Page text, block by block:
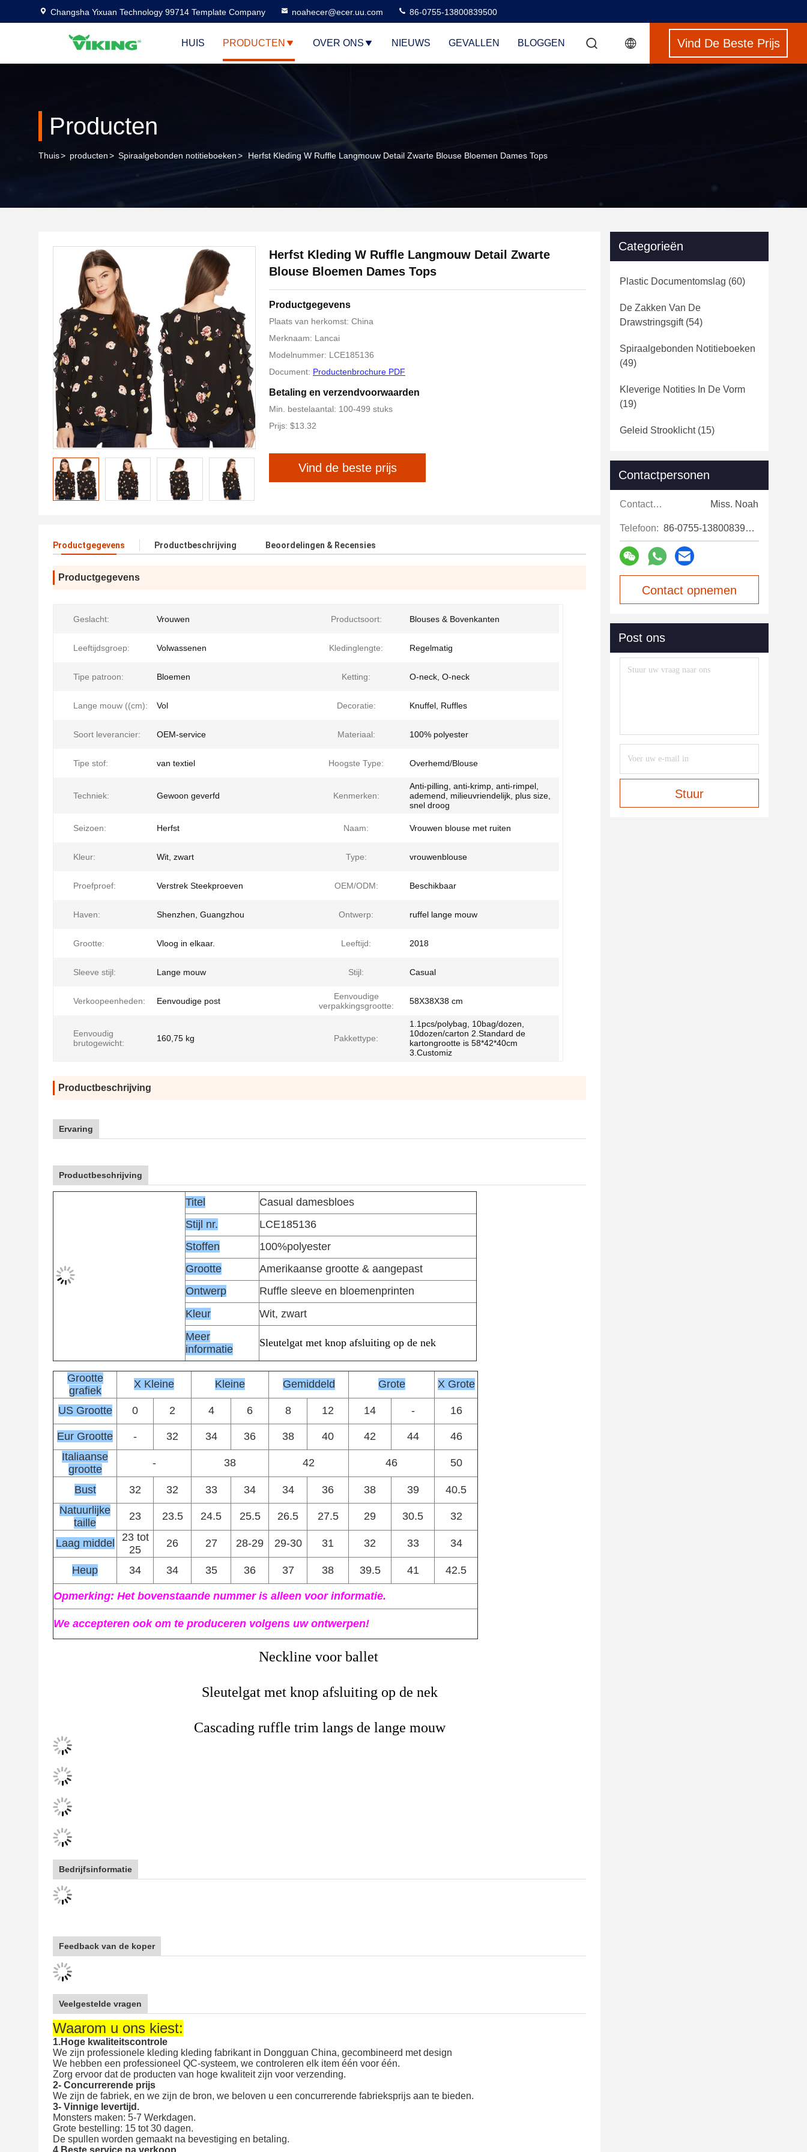
Changsha Yixuan Technology 99714 Template Company noahecer@ecer.uu.com 86-0755-13800839500
HUIS PRODUCTEN OVER ONS NIEUWS GEVALLEN BLOGGEN Vind De Beste Prijs
Producten
Thuis> producten> Spiraalgebonden notitieboeken> Herfst Kleding W Ruffle Langmouw Detail Zwarte Blouse Bloemen Dames Tops
Herfst Kleding W Ruffle Langmouw Detail Zwarte
Blouse Bloemen Dames Tops
Productgegevens
Plaats van herkomst: China
Merknaam: Lancai
Modelnummer: LCE185136
Document: Productenbrochure PDF
Betaling en verzendvoorwaarden
Min. bestelaantal: 100-499 stuks
Prijs: $13.32
Vind de beste prijs
Productgegevens Productbeschrijving Beoordelingen & Recensies
Productgegevens
Geslacht: Vrouwen Productsoort: Blouses & Bovenkanten
Leeftijdsgroep: Volwassenen Kledinglengte: Regelmatig
Tipe patroon: Bloemen Ketting: O-neck, O-neck
Lange mouw ((cm): Vol Decoratie: Knuffel, Ruffles
Soort leverancier: OEM-service Materiaal: 100% polyester
Tipe stof: van textiel Hoogste Type: Overhemd/Blouse
Techniek: Gewoon geverfd Kenmerken:
Anti-pilling, anti-krimp, anti-rimpel,
ademend, milieuvriendelijk, plus size,
snel droog
Seizoen: Herfst Naam: Vrouwen blouse met ruiten
Kleur: Wit, zwart Type: vrouwenblouse
Proefproef: Verstrek Steekproeven OEM/ODM: Beschikbaar
Haven: Shenzhen, Guangzhou Ontwerp: ruffel lange mouw
Grootte: Vloog in elkaar. Leeftijd: 2018
Sleeve stijl: Lange mouw Stijl: Casual
Verkoopeenheden: Eenvoudige post
Eenvoudige
verpakkingsgrootte:
58X38X38 cm
Eenvoudig
brutogewicht:
160,75 kg Pakkettype:
1.1pcs/polybag, 10bag/dozen,
10dozen/carton 2.Standard de
kartongrootte is 58*42*40cm
3.Customiz
Productbeschrijving
Ervaring
Productbeschrijving
Titel
Casual damesbloes
Stijl nr.
LCE185136
Stoffen
100%polyester
Grootte
Amerikaanse grootte & aangepast
Ontwerp
Ruffle sleeve en bloemenprinten
Kleur
Wit, zwart
Meer
informatie
Sleutelgat met knop afsluiting op de nek
Grootte
grafiek
X Kleine Kleine Gemiddeld Grote X Grote
US Grootte 0 2 4 6 8 12 14 - 16
Eur Grootte - 32 34 36 38 40 42 44
46
Italiaanse
grootte
- 38 42 46 50
Bust 32 32 33 34 34 36 38 39
40.5
Natuurlijke
taille
23 23.5 24.5 25.5 26.5 27.5 29 30.5 32
Laag middel
23 tot
25
26 27 28-29 29-30 31 32 33 34
Heup 34 34 35 36 37 38 39.5 41 42.5
Opmerking: Het bovenstaande nummer is alleen voor informatie.
We accepteren ook om te produceren volgens uw ontwerpen!
Neckline voor ballet
Sleutelgat met knop afsluiting op de nek
Cascading ruffle trim langs de lange mouw
Bedrijfsinformatie
Veelgestelde vragen
Waarom u ons kiest:
1.Hoge kwaliteitscontrole
We zijn professionele kleding kleding fabrikant in Dongguan China, gecombineerd met design
We hebben een professioneel QC-systeem, we controleren elk item één voor één.
Zorg ervoor dat de producten van hoge kwaliteit zijn voor verzending.
2- Concurrerende prijs
We zijn de fabriek, en we zijn de bron, we beloven u een concurrerende fabrieksprijs aan te bieden.
3- Vinnige levertijd.
Monsters maken: 5-7 Werkdagen.
Grote bestelling: 15 tot 30 dagen.
De spullen worden gemaakt na bevestiging en betaling.
4.Beste service na verkoop
We bieden 24 uur klantenservice voor onze klanten.
Categorieën
Plastic Documentomslag (60)
De Zakken Van De
Drawstringsgift(54)
Spiraalgebonden Notitieboeken
(49)
Kleverige Notities In De Vorm
(19)
Geleid Strooklicht(15)
Contactpersonen
Contactpersonen: Miss. Noah
Telefoon: 86-0755-13800839500
Contact opnemen
Post ons
Stuur